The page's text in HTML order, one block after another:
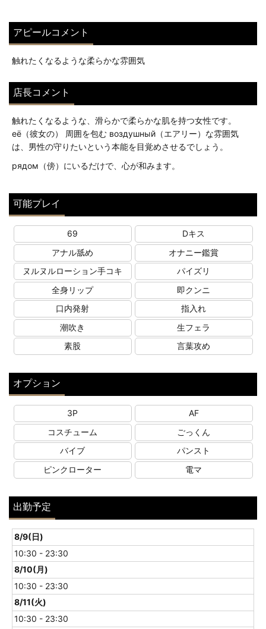
アピールコメント
触れたくなるような柔らかな雰囲気
店長コメント
触れたくなるような、滑らかで柔らかな肌を持つ女性です。
её（彼女の） 周囲を包む воздушный（エアリー）な雰囲気
は、男性の守りたいという本能を目覚めさせるでしょう。
рядом（傍）にいるだけで、心が和みます。
可能プレイ
69
Dキス
アナル舐め
オナニー鑑賞
ヌルヌルローション手コキ
パイズリ
全身リップ
即クンニ
口内発射
指入れ
潮吹き
生フェラ
素股
言葉攻め
オプション
3P
AF
コスチューム
ごっくん
バイブ
パンスト
ピンクローター
電マ
出勤予定
8/9(日)
10:30 - 23:30
8/10(月)
10:30 - 23:30
8/11(火)
10:30 - 23:30